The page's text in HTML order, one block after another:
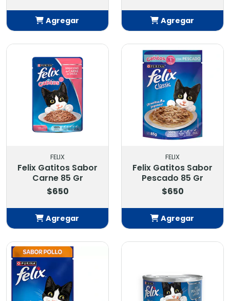
Agregar
Agregar
FELIX
Felix Gatitos Sabor
Carne 85 Gr
$650
Agregar
Añadido
FELIX
Felix Gatitos Sabor
Pescado 85 Gr
$650
Agregar
Añadido